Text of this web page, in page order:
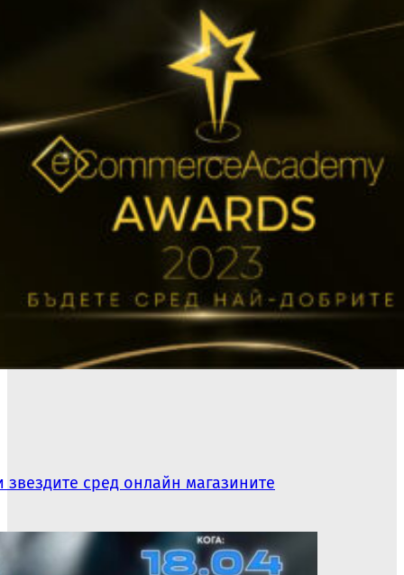
звездите сред онлайн магазините